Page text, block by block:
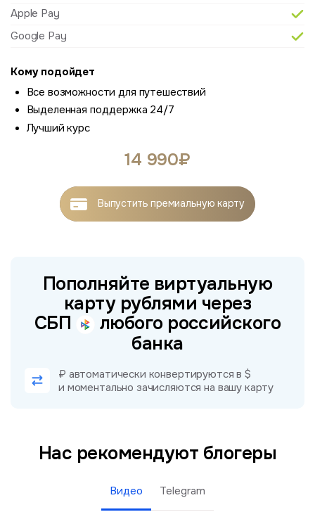
Apple Pay
Google Pay
Кому подойдет
Все возможности для путешествий
Выделенная поддержка 24/7
Лучший курс
14 990₽
Выпустить премиальную карту
Пополняйте виртуальную
карту рублями через
СБП
любого российского
банка
₽ автоматически конвертируются в $
и моментально зачисляются на вашу карту
Нас рекомендуют блогеры
Видео Telegram